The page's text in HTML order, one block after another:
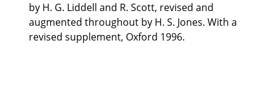
by H. G. Liddell and R. Scott, revised and
augmented throughout by H. S. Jones. With a
revised supplement, Oxford 1996.